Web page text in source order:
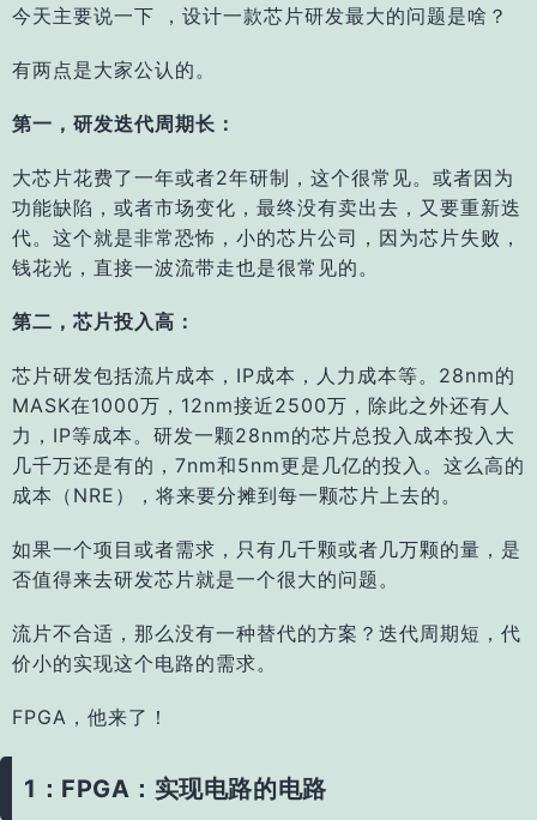
今天主要说一下 ，设计一款芯片研发最大的问题是啥？
有两点是大家公认的。
第一，研发迭代周期长：
大芯片花费了一年或者2年研制，这个很常见。或者因为
功能缺陷，或者市场变化，最终没有卖出去，又要重新迭
代。这个就是非常恐怖，小的芯片公司，因为芯片失败，
钱花光，直接一波流带走也是很常见的。
第二，芯片投入高：
芯片研发包括流片成本，IP成本，人力成本等。28nm的
MASK在1000万，12nm接近2500万，除此之外还有人
力，IP等成本。研发一颗28nm的芯片总投入成本投入大
几千万还是有的，7nm和5nm更是几亿的投入。这么高的
成本（NRE），将来要分摊到每一颗芯片上去的。
如果一个项目或者需求，只有几千颗或者几万颗的量，是
否值得来去研发芯片就是一个很大的问题。
流片不合适，那么没有一种替代的方案？迭代周期短，代
价小的实现这个电路的需求。
FPGA，他来了！
1：FPGA：实现电路的电路